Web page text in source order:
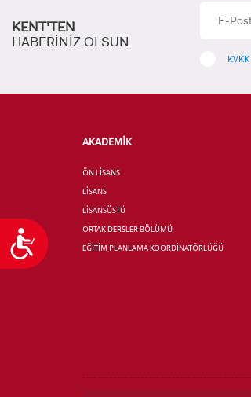
Ulaşılabilirlik
KENT’TEN
HABERİNİZ OLSUN
KVKK
AKADEMİK
ÖN LİSANS
LİSANS
LİSANSÜSTÜ
ORTAK DERSLER BÖLÜMÜ
EĞİTİM PLANLAMA KOORDİNATÖRLÜĞÜ